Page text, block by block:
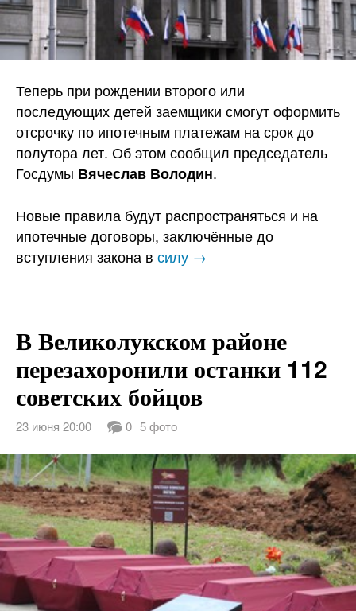
Теперь при рождении второго или
последующих детей заемщики смогут оформить
отсрочку по ипотечным платежам на срок до
полутора лет. Об этом сообщил председатель
Госдумы Вячеслав Володин.
Новые правила будут распространяться и на
ипотечные договоры, заключённые до
вступления закона в силу →
В Великолукском районе
перезахоронили останки 112
советских бойцов
23 июня 20:00 0 5 фото